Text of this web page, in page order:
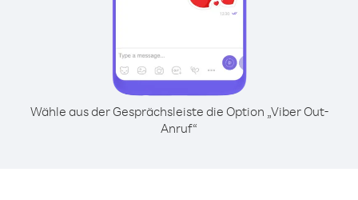
Wähle aus der Gesprächsleiste die Option „Viber Out-
Anruf“